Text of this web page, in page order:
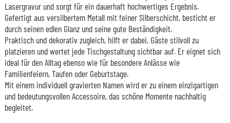
Lasergravur und sorgt für ein dauerhaft hochwertiges Ergebnis.
Gefertigt aus versilbertem Metall mit feiner Silberschicht, besticht er
durch seinen edlen Glanz und seine gute Beständigkeit.
Praktisch und dekorativ zugleich, hilft er dabei, Gäste stilvoll zu
platzieren und wertet jede Tischgestaltung sichtbar auf. Er eignet sich
ideal für den Alltag ebenso wie für besondere Anlässe wie
Familienfeiern, Taufen oder Geburtstage.
Mit einem individuell gravierten Namen wird er zu einem einzigartigen
und bedeutungsvollen Accessoire, das schöne Momente nachhaltig
begleitet.